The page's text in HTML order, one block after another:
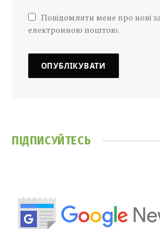
Повідомляти мене про нові
електронною поштою.
ПІДПИСУЙТЕСЬ